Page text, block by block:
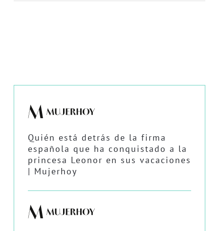
Quién está detrás de la firma
española que ha conquistado a la
princesa Leonor en sus vacaciones
| Mujerhoy